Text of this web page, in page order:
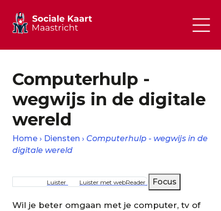
Computerhulp -
wegwijs in de digitale
wereld
Home Diensten
Computerhulp - wegwijs in de
digitale wereld
Luister Luister met webReader Focus
Wil je beter omgaan met je computer, tv of